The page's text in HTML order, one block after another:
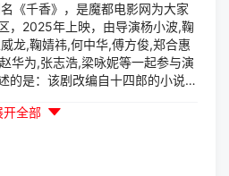
《千香》，是魔都电影网为大家
，2025年上映，由导演杨小波,鞠
龙,鞠婧祎,何中华,傅方俊,郑合惠
华为,张志浩,梁咏妮等一起参与演
的是：该剧改编自十四郎的小说
战...百年后，雷修远为救相依为命
小棒槌，因缘际会下两人一同进入
开全部